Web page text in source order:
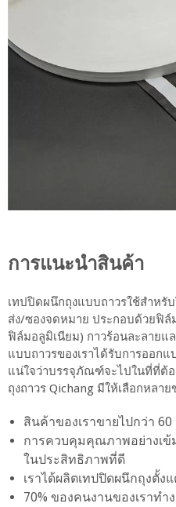
การแนะนำสินค้า
เทปปิดผนึกถุงแบบถาวรใช้สำห
ส่ง/ซองจดหมาย ประกอบด้วยฟิล์ม
ฟิล์มอลูมิเนียม) กาวร้อนละลายแ
แบบถาวรของเราได้รับการออก
แน่ใจว่าบรรจุภัณฑ์จะไปในที่ที่ต้
ถุงถาวร Qichang มีให้เลือกหลา
สินค้าของเราขายไปกว่า
การควบคุมคุณภาพอย่างเ
ในประสิทธิภาพที่ดี
เราได้ผลิตเทปปิดผนึกถุงตั้ง
70% ของคนงานของเราทำ